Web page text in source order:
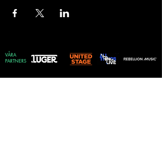
VÅRA
PARTNERS